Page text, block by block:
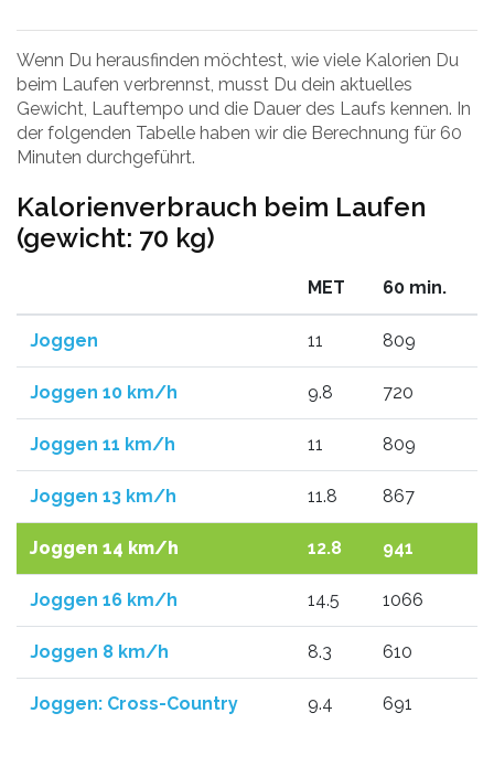
Wenn Du herausfinden möchtest, wie viele Kalorien Du
beim Laufen verbrennst, musst Du dein aktuelles
Gewicht, Lauftempo und die Dauer des Laufs kennen. In
der folgenden Tabelle haben wir die Berechnung für 60
Minuten durchgeführt.
Kalorienverbrauch beim Laufen
(gewicht: 70 kg)
MET 60 min.
Joggen 11 809
Joggen 10 km/h 9.8 720
Joggen 11 km/h 11 809
Joggen 13 km/h 11.8 867
Joggen 14 km/h 12.8 941
Joggen 16 km/h 14.5 1066
Joggen 8 km/h 8.3 610
Joggen: Cross-Country 9.4 691